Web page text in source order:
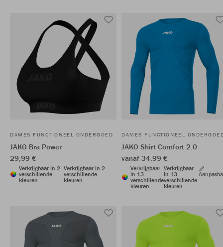
DAMES FUNCTIONEEL ONDERGOED
JAKO Bra Power
29,99 €
Verkrijgbaar in 2
verschillende
kleuren
Verkrijgbaar in 2
verschillende
kleuren
DAMES FUNCTIONEEL
JAKO Shirt Comfort 2.0
vanaf 34,99 €
Verkrijgbaar
in 13
verschillende
kleuren
Verkrijgbaar
in 13
verschillende
kleuren